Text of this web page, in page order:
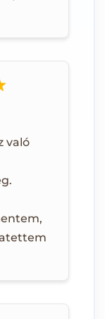
való